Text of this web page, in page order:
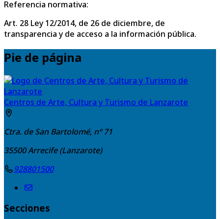
Referencia normativa:
Art. 28 Ley 12/2014, de 26 de diciembre, de
transparencia y de acceso a la información pública.
Pie de página
Centros de Arte, Cultura y Turismo de Lanzarote
Ctra. de San Bartolomé, nº 71
35500Arrecife (Lanzarote)
928801500
Secciones